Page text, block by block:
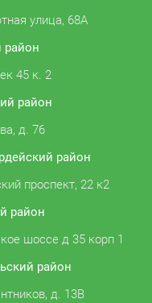
улица, 68А
район
45 к. 2
район
д. 76
район
проспект, 22 к2
район
шоссе д 35 корп 1
район
д. 13В